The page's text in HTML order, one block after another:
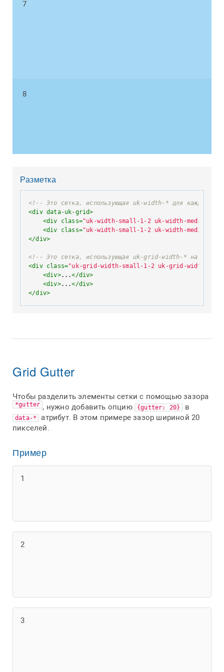
7
8
Разметка
<!-- Это сетка, использующая uk-width-* для каждого
<div data-uk-grid>
<div class="uk-width-small-1-2 uk-width-medium-1-
<div class="uk-width-small-1-2 uk-width-medium-1-
</div>
<!-- Это сетка, использующая uk-grid-width-* на самой
<div class="uk-grid-width-small-1-2 uk-grid-width-
<div>...</div>
<div>...</div>
</div>
Grid Gutter
Чтобы разделить элементы сетки с помощью зазора
*gutter , нужно добавить опцию {gutter: 20} в
data-*
атрибут. В этом примере зазор шириной 20
пикселей.
Пример
1
2
3